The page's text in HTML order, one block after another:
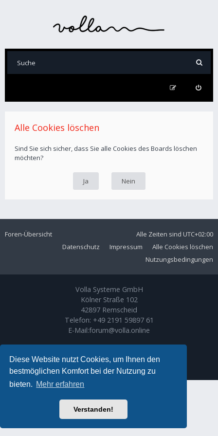
Diese Website nutzt Cookies, um Ihnen den
bestmöglichen Komfort bei der Nutzung zu
bieten. Mehr erfahren
Verstanden!
Alle Cookies löschen
Sind Sie sich sicher, dass Sie alle Cookies des Boards löschen
möchten?
Foren-Übersicht Alle Zeiten sind UTC+02:00
Alle Cookies löschen
Impressum
Datenschutz
Nutzungsbedingungen
Volla Systeme GmbH
Kölner Straße 102
42897 Remscheid
Telefon: +49 2191 59897 61
E-Mail:forum@volla.online
Ariki Theme byGramziu